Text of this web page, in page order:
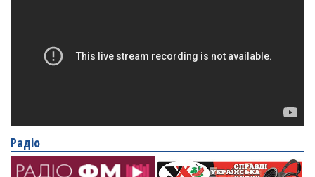
Радіо